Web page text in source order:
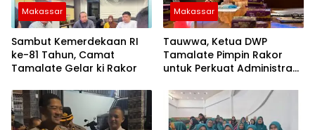
Makassar
Sambut Kemerdekaan RI
ke-81 Tahun, Camat
Tamalate Gelar ki Rakor
Makassar
Tauwwa, Ketua DWP
Tamalate Pimpin Rakor
untuk Perkuat Administrasi